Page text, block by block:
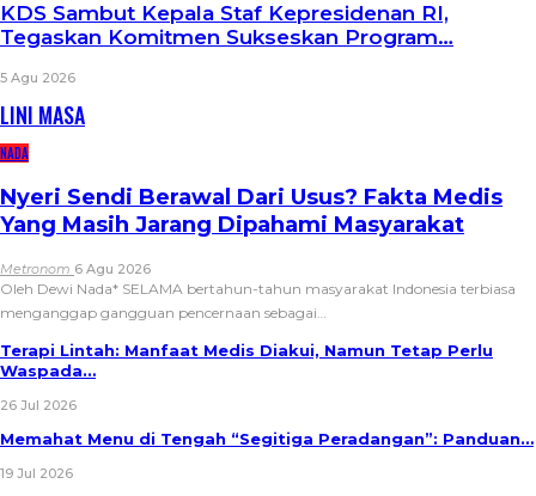
KDS Sambut Kepala Staf Kepresidenan RI,
Tegaskan Komitmen Sukseskan Program…
5 Agu 2026
LINI MASA
NADA
Nyeri Sendi Berawal Dari Usus? Fakta Medis
Yang Masih Jarang Dipahami Masyarakat
Metronom 6 Agu 2026
Oleh Dewi Nada* SELAMA bertahun-tahun masyarakat Indonesia terbiasa
menganggap gangguan pencernaan sebagai…
Terapi Lintah: Manfaat Medis Diakui, Namun Tetap Perlu
Waspada…
26 Jul 2026
Memahat Menu di Tengah “Segitiga Peradangan”: Panduan…
19 Jul 2026